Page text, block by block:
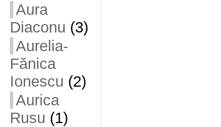
Aura
Diaconu (3)
Aurelia-
Fănica
Ionescu (2)
Aurica
Rusu (1)